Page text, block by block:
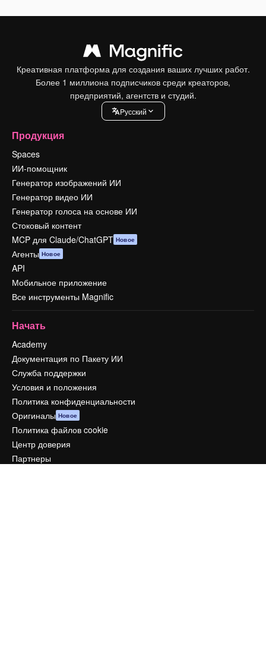
Креативная платформа для создания ваших лучших работ.
Более 1 миллиона подписчиков среди креаторов,
предприятий, агентств и студий.
Pусский
Продукция
Spaces
ИИ-помощник
Генератор изображений ИИ
Генератор видео ИИ
Генератор голоса на основе ИИ
Стоковый контент
MCP для Claude/ChatGPT Новое
Агенты Новое
API
Мобильное приложение
Все инструменты Magnific
Начать
Academy
Документация по Пакету ИИ
Служба поддержки
Условия и положения
Политика конфиденциальности
Оригиналы Новое
Политика файлов cookie
Центр доверия
Партнеры